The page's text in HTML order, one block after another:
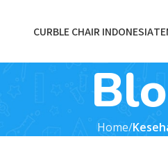
CURBLE CHAIR INDONESIA
Home